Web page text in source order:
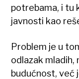
potrebama, i tu
javnosti kao
Problem je u
odlazak mladih,
budućnost, već